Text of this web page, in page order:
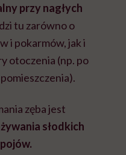
przy nagłych
tu zarówno o
i pokarmów, jak i
otoczenia (np. po
zęba jest
słodkich